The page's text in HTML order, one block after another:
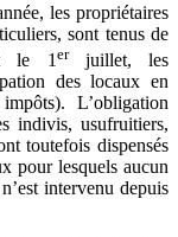
les propriétaires
sont tenus de
le 1 erjuillet, les
des locaux en
L’obligation
indivis, usufruitiers,
toutefois dispensés
pour lesquels aucun
intervenu depuis